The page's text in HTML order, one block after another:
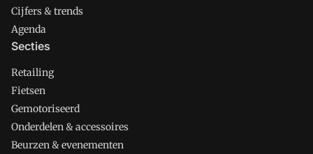
Cijfers & trends
Agenda
Secties
Retailing
Fietsen
Gemotoriseerd
Onderdelen & accessoires
Beurzen & evenementen